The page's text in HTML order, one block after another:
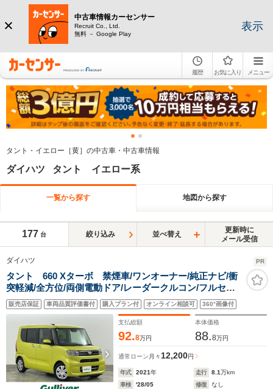
中古車情報カーセンサー
Recruit Co., Ltd.
無料 － Google Play
表示
履歴 お気に入り メニュー
タント・イエロー［黄］の中古車・中古車情報
ダイハツ タント イエロー系
一覧から探す 地図から探す
177 台 絞り込み 並べ替え
更新時に
メール受信
ダイハツ PR
タント 660 Xターボ 禁煙車/ワンオーナー/純正ナビ/衝
突軽減/全方位/両側電動ドア/レーダークルコン/フルセ
グ/ETC/CD/DVD/LEDヘッドライト/オートライト/オート
ハイビーム/シートヒーター/純正前方ドラレコ
販売店保証 車両品質評価書付 購入プラン付 オンライン相談可 360°画像付
支払総額
92.8万円
本体価格
88.8万円
通常ローン 月々12,200円
年式 2021年 走行 8.1万km
車検
'28/05 修復
なし